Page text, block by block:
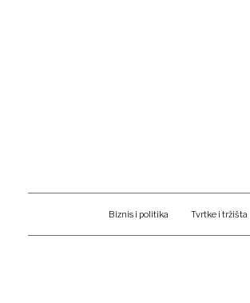
Biznis i politika Tvrtke i tržišta